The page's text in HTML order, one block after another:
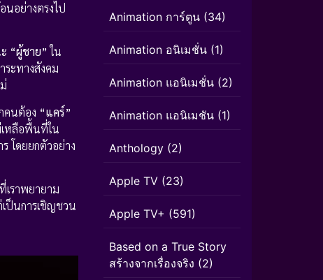
อย่างตรงไป
“ผู้ชาย”ใน
ะทางสังคม
คนต้อง “แคร์”
เหลือพื้นที่ใน
โดยยกตัวอย่าง
เราพยายาม
เป็นการเชิญชวน
Animation การ์ตูน (34)
Animation อนิเมชั่น (1)
Animation แอนิเมชั่น (2)
Animation แอนิเมชัน (1)
Anthology (2)
Apple TV (23)
Apple TV+ (591)
Based on a True Story
สร้างจากเรื่องจริง (2)